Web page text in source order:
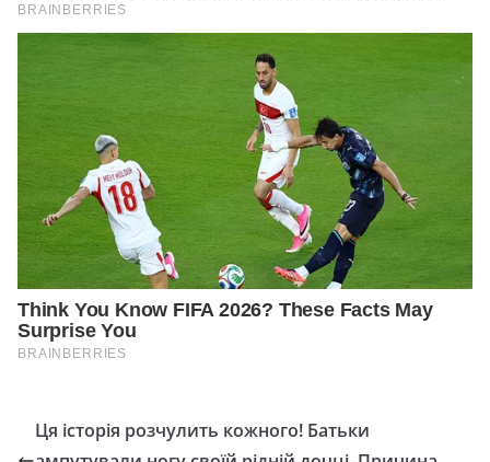
Ця історія розчулить кожного! Батьки